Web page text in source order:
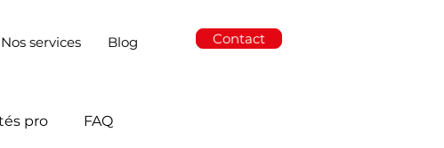
Nos services Blog Contact
pro FAQ